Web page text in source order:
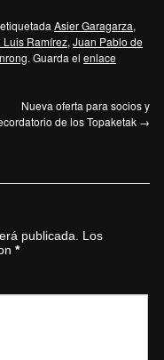
Asier Garagarza,
Luis Ramírez, Juan Pablo de
. Guarda el enlace
Nueva oferta para socios y
de los Topaketak →
publicada.
Los
*